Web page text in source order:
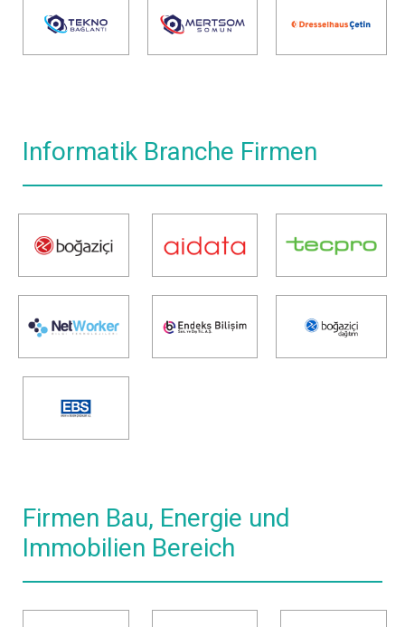
Informatik Branche Firmen
Firmen Bau, Energie und
Immobilien Bereich